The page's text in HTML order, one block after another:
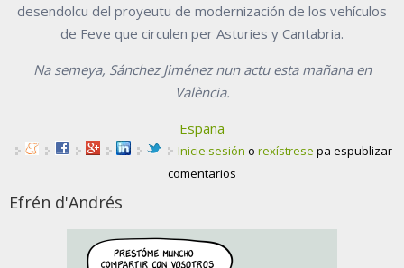
desendolcu del proyeutu de modernización de los vehículos
de Feve que circulen per Asturies y Cantabria.
Na semeya, Sánchez Jiménez nun actu esta mañana en
València.
España
Inicie sesión o rexístrese pa espublizar
comentarios
Efrén d'Andrés